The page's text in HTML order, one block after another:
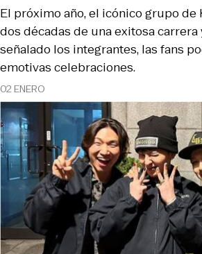
02 ENERO
El próximo año, el icónico grupo
dos décadas de una exitosa carrera
señalado los integrantes, las fans
emotivas celebraciones.